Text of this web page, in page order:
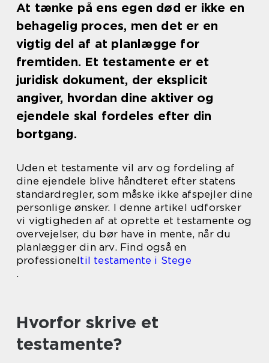
At tænke på ens egen død er ikke en
behagelig proces, men det er en
vigtig del af at planlægge for
fremtiden. Et testamente er et
juridisk dokument, der eksplicit
angiver, hvordan dine aktiver og
ejendele skal fordeles efter din
bortgang.
Uden et testamente vil arv og fordeling af
dine ejendele blive håndteret efter statens
standardregler, som måske ikke afspejler dine
personlige ønsker. I denne artikel udforsker
vi vigtigheden af at oprette et testamente og
overvejelser, du bør have in mente, når du
planlægger din arv. Find også en
professioneltil testamente i Stege
.
Hvorfor skrive et
testamente?